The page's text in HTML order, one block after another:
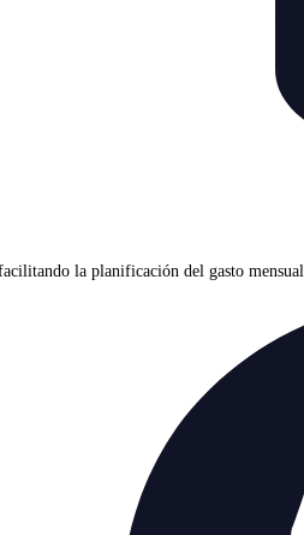
la planificación del gasto mensual.